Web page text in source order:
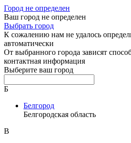
Город не определен
Ваш город не определен
Выбрать город
К сожалению нам не удалось
автоматически
От выбранного города зависят
контактная информация
Выберите ваш город
Б
Белгород
Белгородская область
В